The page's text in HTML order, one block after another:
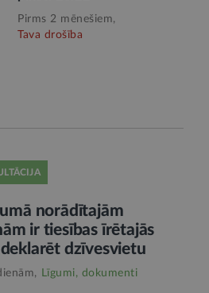
Pirms 2 mēnešiem,
Tava drošība
norādītajām
ir tiesības īrētajās
dzīvesvietu
Līgumi, dokumenti